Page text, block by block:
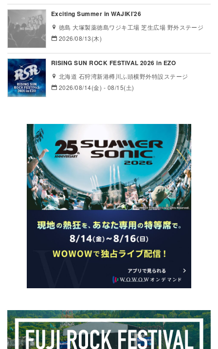
Exciting Summer in WAJIKI’26
徳島 大塚製薬徳島ワジキ工場 芝生広場 野外ステージ
2026/08/13(木)
RISING SUN ROCK FESTIVAL 2026 in EZO
北海道 石狩湾新港樽川ふ頭横野外特設ステージ
2026/08/14(金) - 08/15(土)